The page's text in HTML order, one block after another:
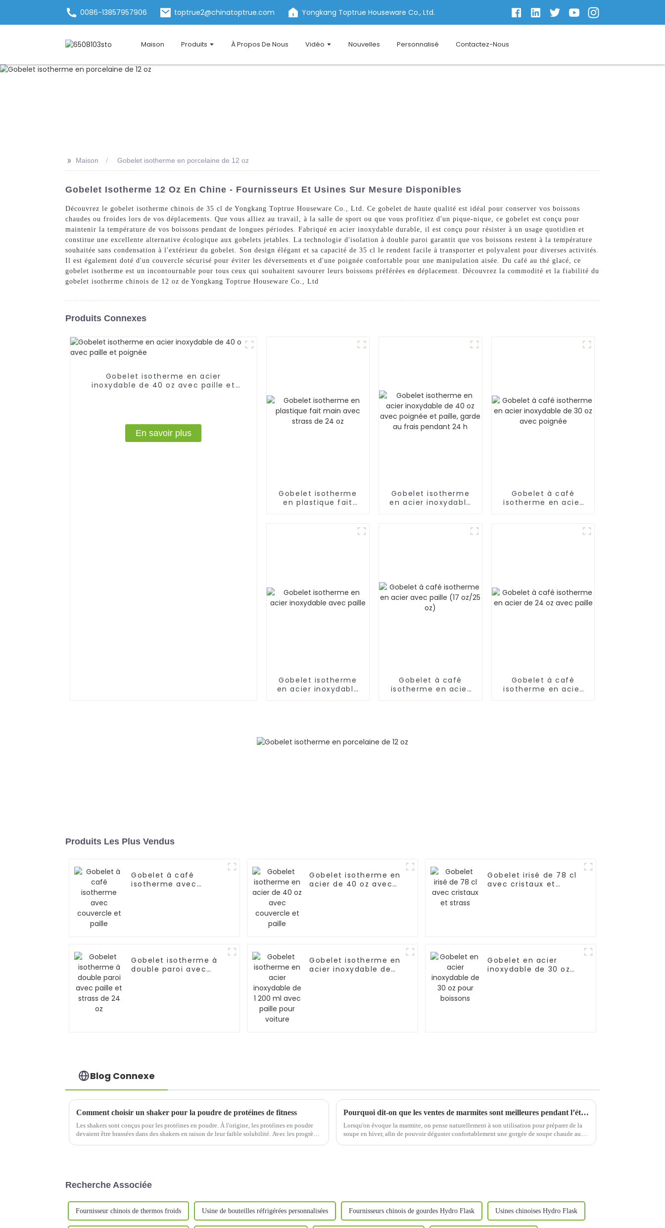
0086-13857957906 toptrue2@chinatoptrue.com Yongkang Toptrue Houseware Co., Ltd.
Maison Produits À Propos De Nous Vidéo Nouvelles Personnalisé Contactez-Nous
>> Maison Gobelet isotherme en porcelaine de 12 oz
Gobelet Isotherme 12 Oz En Chine - Fournisseurs Et Usines Sur Mesure Disponibles
Découvrez le gobelet isotherme chinois de 35 cl de Yongkang Toptrue Houseware Co., Ltd. Ce gobelet de haute qualité est idéal pour conserver vos boissons
chaudes ou froides lors de vos déplacements. Que vous alliez au travail, à la salle de sport ou que vous profitiez d'un pique-nique, ce gobelet est conçu pour
maintenir la température de vos boissons pendant de longues périodes. Fabriqué en acier inoxydable durable, il est conçu pour résister à un usage quotidien et
constitue une excellente alternative écologique aux gobelets jetables. La technologie d'isolation à double paroi garantit que vos boissons restent à la température
souhaitée sans condensation à l'extérieur du gobelet. Son design élégant et sa capacité de 35 cl le rendent facile à transporter et polyvalent pour diverses activités.
Il est également doté d'un couvercle sécurisé pour éviter les déversements et d'une poignée confortable pour une manipulation aisée. Du café au thé glacé, ce
gobelet isotherme est un incontournable pour tous ceux qui souhaitent savourer leurs boissons préférées en déplacement. Découvrez la commodité et la fiabilité du
gobelet isotherme chinois de 12 oz de Yongkang Toptrue Houseware Co., Ltd
Produits Connexes
Gobelet isotherme en acier
inoxydable de 40 oz avec paille et
En savoir plus
Gobelet isotherme
en plastique fait
Gobelet isotherme
en acier inoxydable
Gobelet à café
isotherme en acier
Gobelet isotherme
en acier inoxydable
Gobelet à café
isotherme en acier
Gobelet à café
isotherme en acier
Produits Les Plus Vendus
Gobelet à café
isotherme avec
Gobelet isotherme en
acier de 40 oz avec
Gobelet irisé de 78 cl
avec cristaux et
Gobelet isotherme à
double paroi avec
Gobelet isotherme en
acier inoxydable de
Gobelet en acier
inoxydable de 30 oz
Blog Connexe
Comment choisir un shaker pour la poudre de protéines de fitness
Les shakers sont conçus pour les protéines en poudre. À l'origine, les protéines en poudre
devaient être brassées dans des shakers en raison de leur faible solubilité. Avec les progrès
Pourquoi dit-on que les ventes de marmites sont meilleures pendant l’été chaud ?
Lorsqu'on évoque la marmite, on pense naturellement à son utilisation pour préparer de la
soupe en hiver, afin de pouvoir déguster confortablement une gorgée de soupe chaude au
Recherche Associée
Fournisseur chinois de thermos froids Usine de bouteilles réfrigérées personnalisées Fournisseurs chinois de gourdes Hydro Flask Usines chinoises Hydro Flask